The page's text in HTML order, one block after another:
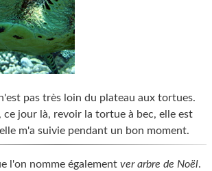
pas très loin du plateau aux tortues.
ce jour là, revoir la tortue à bec, elle est
m'a suivie pendant un bon moment.
l'on nomme également ver arbre de Noël.